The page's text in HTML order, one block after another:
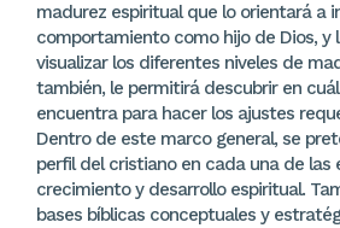
madurez espiritual que lo orientará a
comportamiento como hijo de Dios, y
visualizar los diferentes niveles de
también, le permitirá descubrir en
encuentra para hacer los ajustes
Dentro de este marco general, se
perfil del cristiano en cada una de las
crecimiento y desarrollo espiritual.
bases bíblicas conceptuales y